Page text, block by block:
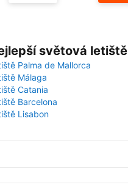
světová letiště
Palma de Mallorca
Málaga
Catania
Barcelona
Lisabon